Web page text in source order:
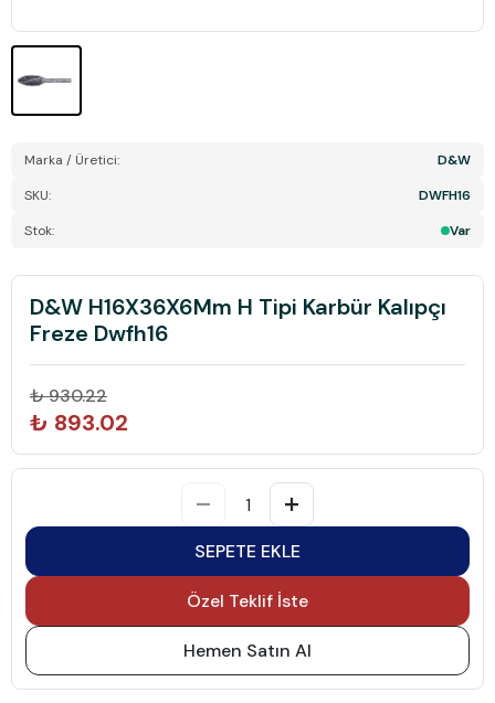
Marka / Üretici:
D&W
SKU:
DWFH16
Stok:
Var
D&W H16X36X6Mm H Tipi Karbür Kalıpçı
Freze Dwfh16
₺ 930.22
₺ 893.02
SEPETE EKLE
Özel Teklif İste
Hemen Satın Al